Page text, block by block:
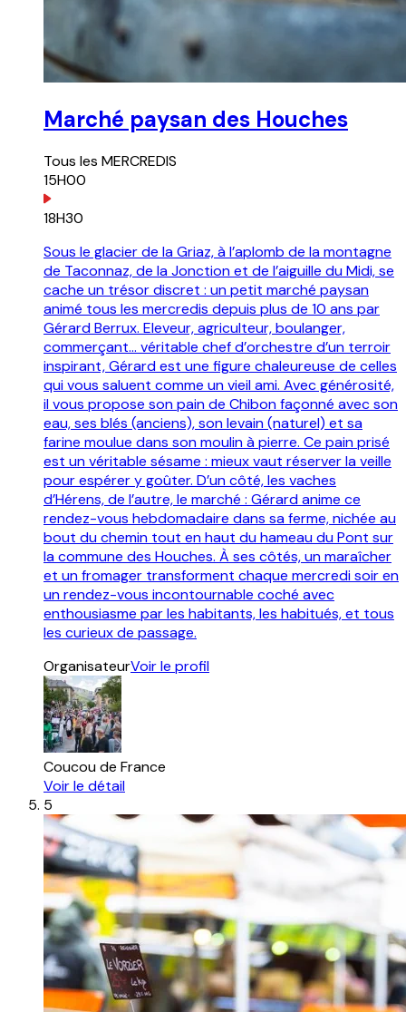
Marché paysan des Houches
Tous les MERCREDIS
15H00
18H30
Sous le glacier de la Griaz, à l’aplomb de la montagne
de Taconnaz, de la Jonction et de l’aiguille du Midi, se
cache un trésor discret : un petit marché paysan
animé tous les mercredis depuis plus de 10 ans par
Gérard Berrux. Eleveur, agriculteur, boulanger,
commerçant… véritable chef d’orchestre d’un terroir
inspirant, Gérard est une figure chaleureuse de celles
qui vous saluent comme un vieil ami. Avec générosité,
il vous propose son pain de Chibon façonné avec son
eau, ses blés (anciens), son levain (naturel) et sa
farine moulue dans son moulin à pierre. Ce pain prisé
est un véritable sésame : mieux vaut réserver la veille
pour espérer y goûter. D’un côté, les vaches
d’Hérens, de l’autre, le marché : Gérard anime ce
rendez-vous hebdomadaire dans sa ferme, nichée au
bout du chemin tout en haut du hameau du Pont sur
la commune des Houches. À ses côtés, un maraîcher
et un fromager transforment chaque mercredi soir en
un rendez-vous incontournable coché avec
enthousiasme par les habitants, les habitués, et tous
les curieux de passage.
OrganisateurVoir le profil
Coucou de France
Voir le détail
5